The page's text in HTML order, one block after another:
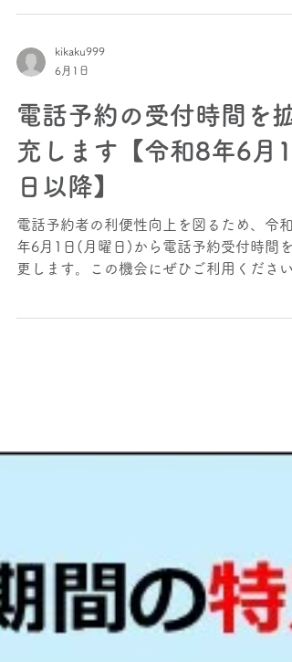
い。 なお、8月13日（木曜日）から15日
（土曜日）は運休で、電話予約も行ってお
日 8月3日(月曜日) 8月16日(日曜日)分まで
特別受付 8月4日(火曜日) 8月17日(月曜日)
分まで特別受付 8月5日(水曜日) 8月18日(
曜日)分まで特別受付 8月6日(木曜日) 8月
8月20日(木曜日)分まで特別受付 ※この予
期間は、LINEやアプリでも同様に予約が可
能です。
kikaku999
6月1日
電話予約の受付時間を拡
充します【令和8年6月1
日以降】
電話予約者の利便性向上を図るため、令和
年6月1日(月曜日)から電話予約受付時間を
更します。この機会にぜひご利用ください